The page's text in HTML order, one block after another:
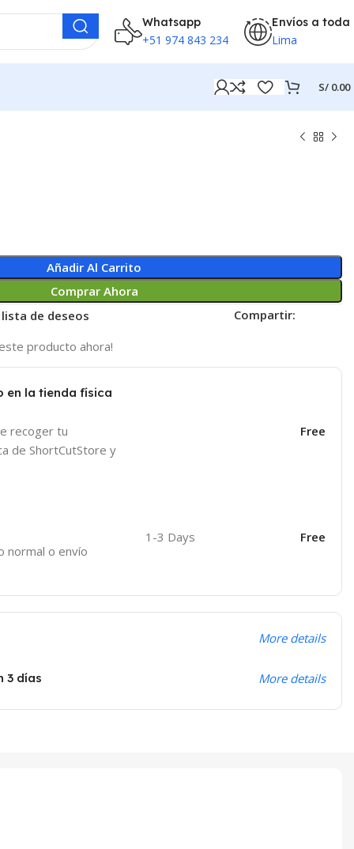
Whatsapp
+51 974 843 234
Envíos a toda
Lima
S/ 0.00
Añadir Al Carrito
Comprar Ahora
de deseos
Compartir:
producto ahora!
en la tienda física
recoger tu
de ShortCutStore y
Free
normal o envío
1-3 Days Free
More details
3 días More details